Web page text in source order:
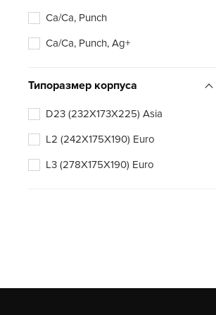
Ca/Ca, Punch
Ca/Ca, Punch, Ag+
Типоразмер корпуса
D23 (232X173X225) Asia
L2 (242X175X190) Euro
L3 (278X175X190) Euro